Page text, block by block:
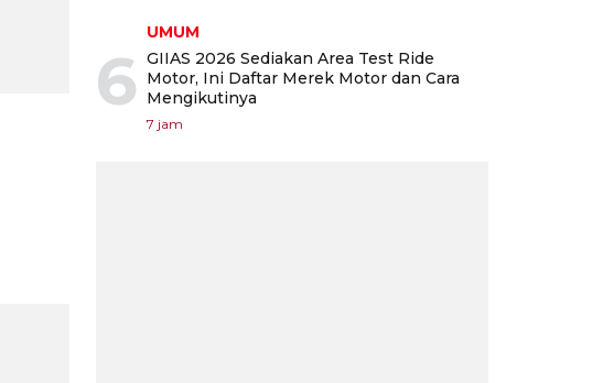
6
UMUM
GIIAS 2026 Sediakan Area Test Ride
Motor, Ini Daftar Merek Motor dan Cara
Mengikutinya
7 jam